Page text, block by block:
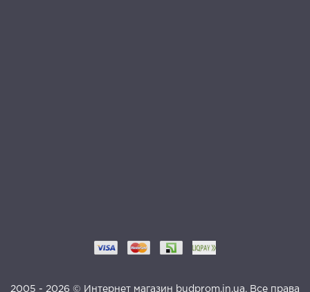
2005 - 2026 © Интернет магазин budprom.in.ua. Все права